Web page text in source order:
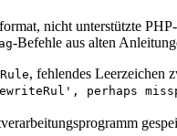
nicht unterstützte
-Befehle aus alten
, fehlendes Leerzeichen
perhaps